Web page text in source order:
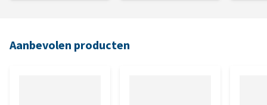
Aanbevolen producten